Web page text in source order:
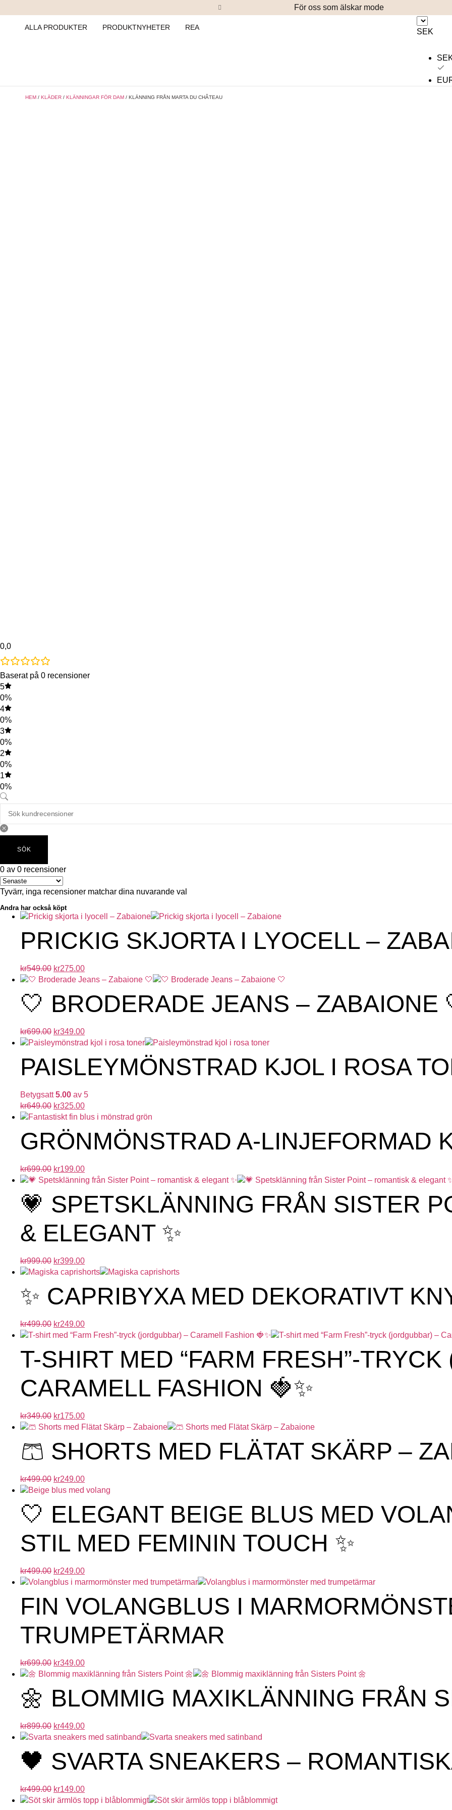
För oss som älskar mode
ALLA PRODUKTER PRODUKTNYHETER REA SEK
HEM / KLÄDER / KLÄNNINGAR FÖR DAM / KLÄNNING FRÅN MARTA DU CHÂTEAU
0,0
Baserat på 0 recensioner
5
0%
4
0%
3
0%
2
0%
1
0%
SÖK
0 av 0 recensioner
Tyvärr, inga recensioner matchar dina nuvarande val
Andra har också köpt
PRICKIG SKJORTA I LYOCELL –
kr549.00 kr275.00
🤍 BRODERADE JEANS – ZABAIONE
kr699.00 kr349.00
PAISLEYMÖNSTRAD KJOL I ROSA
Betygsatt5.00 av 5
kr649.00 kr325.00
GRÖNMÖNSTRAD A-LINJEFORMAD
kr699.00 kr199.00
💗 SPETSKLÄNNING FRÅN SISTER
& ELEGANT ✨
kr999.00 kr399.00
✨ CAPRIBYXA MED DEKORATIVT
kr499.00 kr249.00
T-SHIRT MED “FARM FRESH”-
CARAMELL FASHION 🍓✨
kr349.00 kr175.00
🩳 SHORTS MED FLÄTAT SKÄRP –
kr499.00 kr249.00
🤍 ELEGANT BEIGE BLUS MED
STIL MED FEMININ TOUCH ✨
kr499.00 kr249.00
FIN VOLANGBLUS I
TRUMPETÄRMAR
kr699.00 kr349.00
🌼 BLOMMIG MAXIKLÄNNING FRÅN
kr899.00 kr449.00
🖤 SVARTA SNEAKERS –
kr499.00 kr149.00